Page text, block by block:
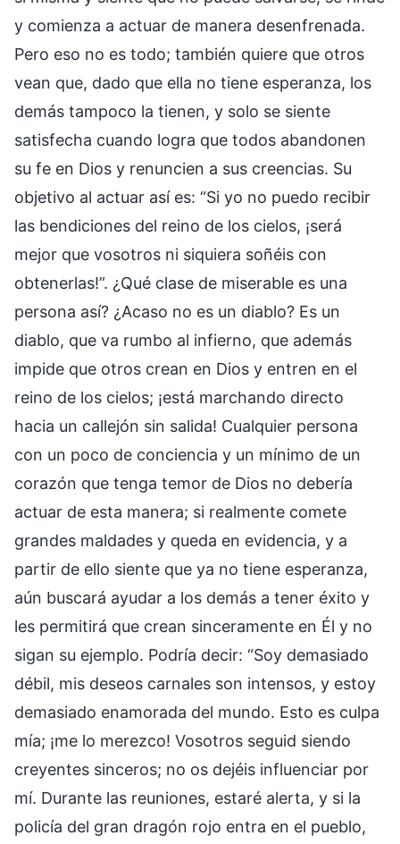
y comienza a actuar de manera desenfrenada.
Pero eso no es todo; también quiere que otros
vean que, dado que ella no tiene esperanza, los
demás tampoco la tienen, y solo se siente
satisfecha cuando logra que todos abandonen
su fe en Dios y renuncien a sus creencias. Su
objetivo al actuar así es: “Si yo no puedo recibir
las bendiciones del reino de los cielos, ¡será
mejor que vosotros ni siquiera soñéis con
obtenerlas!”. ¿Qué clase de miserable es una
persona así? ¿Acaso no es un diablo? Es un
diablo, que va rumbo al infierno, que además
impide que otros crean en Dios y entren en el
reino de los cielos; ¡está marchando directo
hacia un callejón sin salida! Cualquier persona
con un poco de conciencia y un mínimo de un
corazón que tenga temor de Dios no debería
actuar de esta manera; si realmente comete
grandes maldades y queda en evidencia, y a
partir de ello siente que ya no tiene esperanza,
aún buscará ayudar a los demás a tener éxito y
les permitirá que crean sinceramente en Él y no
sigan su ejemplo. Podría decir: “Soy demasiado
débil, mis deseos carnales son intensos, y estoy
demasiado enamorada del mundo. Esto es culpa
mía; ¡me lo merezco! Vosotros seguid siendo
creyentes sinceros; no os dejéis influenciar por
mí. Durante las reuniones, estaré alerta, y si la
policía del gran dragón rojo entra en el pueblo,